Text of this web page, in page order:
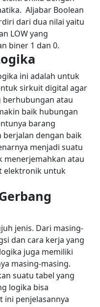
Aljabar Boolean
dari dua nilai yaitu
LOW yang
biner 1 dan 0.
ini adalah untuk
sirkuit digital agar
berhubungan atau
baik hubungan
barang
berjalan dengan baik
menjadi suatu
menerjemahkan atau
elektronik untuk
jenis. Dari masing-
dan cara kerja yang
juga memiliki
masing-masing.
suatu tabel yang
logika bisa
ini penjelasannya